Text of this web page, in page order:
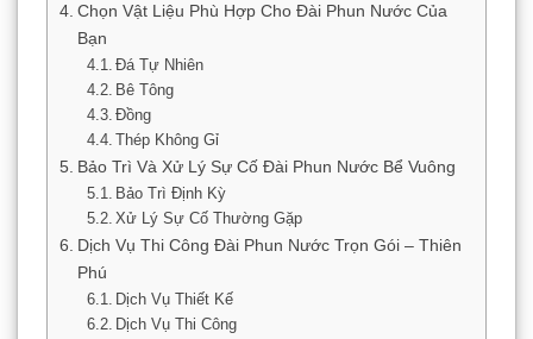
Chọn Vật Liệu Phù Hợp Cho Đài Phun Nước Của
Bạn
Đá Tự Nhiên
Bê Tông
Đồng
Thép Không Gỉ
Bảo Trì Và Xử Lý Sự Cố Đài Phun Nước Bể Vuông
Bảo Trì Định Kỳ
Xử Lý Sự Cố Thường Gặp
Dịch Vụ Thi Công Đài Phun Nước Trọn Gói – Thiên
Phú
Dịch Vụ Thiết Kế
Dịch Vụ Thi Công